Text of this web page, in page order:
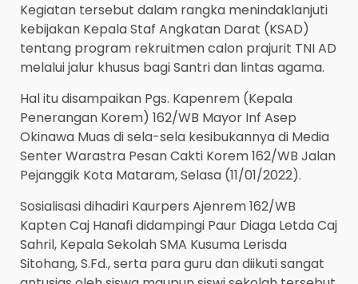
Kegiatan tersebut dalam rangka menindaklanjuti
kebijakan Kepala Staf Angkatan Darat (KSAD)
tentang program rekruitmen calon prajurit TNI AD
melalui jalur khusus bagi Santri dan lintas agama.
Hal itu disampaikan Pgs. Kapenrem (Kepala
Penerangan Korem) 162/WB Mayor Inf Asep
Okinawa Muas di sela-sela kesibukannya di Media
Senter Warastra Pesan Cakti Korem 162/WB Jalan
Pejanggik Kota Mataram, Selasa (11/01/2022).
Sosialisasi dihadiri Kaurpers Ajenrem 162/WB
Kapten Caj Hanafi didampingi Paur Diaga Letda Caj
Sahril, Kepala Sekolah SMA Kusuma Lerisda
Sitohang, S.Fd., serta para guru dan diikuti sangat